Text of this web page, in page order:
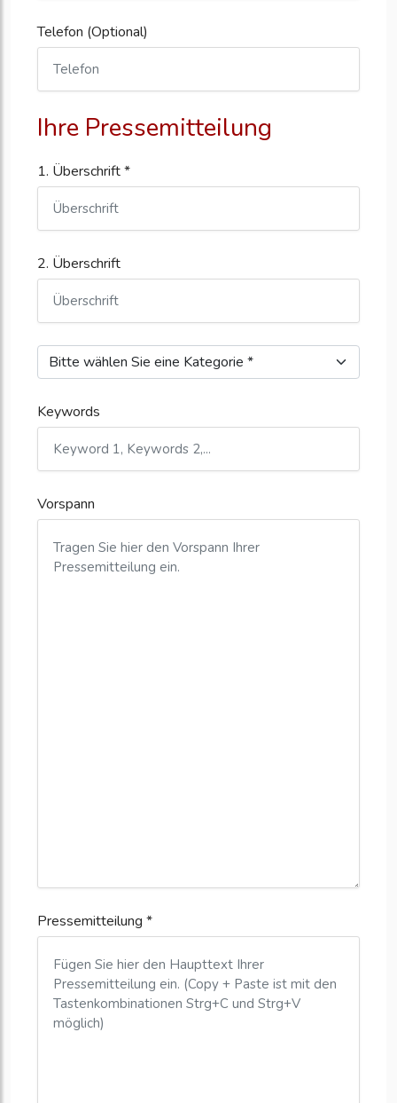
Telefon (Optional)
Ihre Pressemitteilung
1. Überschrift *
2. Überschrift
Keywords
Vorspann
Pressemitteilung *